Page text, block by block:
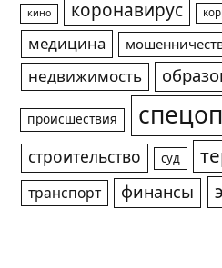
кино коронавирус
медицина
недвижимость
происшествия
строительство суд
транспорт финансы